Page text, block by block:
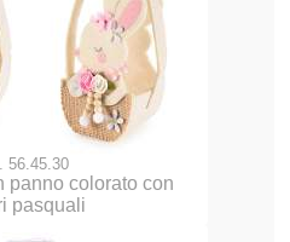
56.45.30
panno colorato con
pasquali